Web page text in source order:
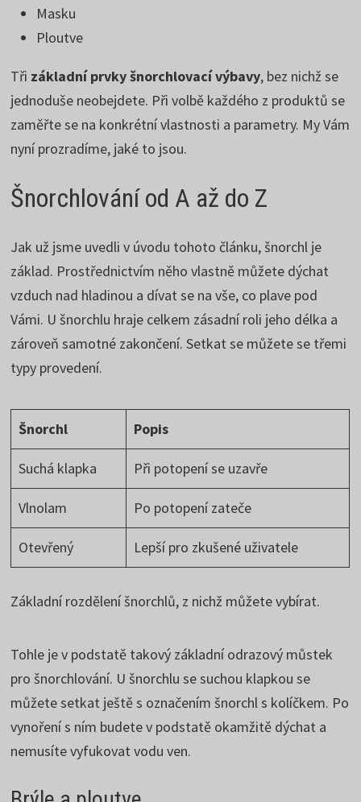
Masku
Ploutve
Tři základní prvky šnorchlovací výbavy, bez nichž se
jednoduše neobejdete. Při volbě každého z produktů se
zaměřte se na konkrétní vlastnosti a parametry. My Vám
nyní prozradíme, jaké to jsou.
Šnorchlování od A až do Z
Jak už jsme uvedli v úvodu tohoto článku, šnorchl je
základ. Prostřednictvím něho vlastně můžete dýchat
vzduch nad hladinou a dívat se na vše, co plave pod
Vámi. U šnorchlu hraje celkem zásadní roli jeho délka a
zároveň samotné zakončení. Setkat se můžete se třemi
typy provedení.
Šnorchl Popis
Suchá klapka Při potopení se uzavře
Vlnolam Po potopení zateče
Otevřený Lepší pro zkušené uživatele
Základní rozdělení šnorchlů, z nichž můžete vybírat.
Tohle je v podstatě takový základní odrazový můstek
pro šnorchlování. U šnorchlu se suchou klapkou se
můžete setkat ještě s označením šnorchl s kolíčkem. Po
vynoření s ním budete v podstatě okamžitě dýchat a
nemusíte vyfukovat vodu ven.